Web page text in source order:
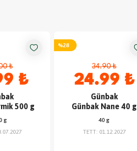
₺
₺
500 g
g
%28
34.90 ₺
24.99 ₺
Günbak
Günbak Nane 40 g
40 g
TETT: 01.12.2027